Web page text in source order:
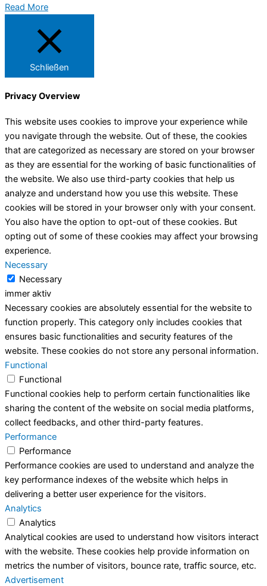
Read More
Schließen
Privacy Overview
This website uses cookies to improve your experience while
you navigate through the website. Out of these, the cookies
that are categorized as necessary are stored on your browser
as they are essential for the working of basic functionalities of
the website. We also use third-party cookies that help us
analyze and understand how you use this website. These
cookies will be stored in your browser only with your consent.
You also have the option to opt-out of these cookies. But
opting out of some of these cookies may affect your browsing
experience.
Necessary
Necessary
immer aktiv
Necessary cookies are absolutely essential for the website to
function properly. This category only includes cookies that
ensures basic functionalities and security features of the
website. These cookies do not store any personal information.
Functional
Functional
Functional cookies help to perform certain functionalities like
sharing the content of the website on social media platforms,
collect feedbacks, and other third-party features.
Performance
Performance
Performance cookies are used to understand and analyze the
key performance indexes of the website which helps in
delivering a better user experience for the visitors.
Analytics
Analytics
Analytical cookies are used to understand how visitors interact
with the website. These cookies help provide information on
metrics the number of visitors, bounce rate, traffic source, etc.
Advertisement